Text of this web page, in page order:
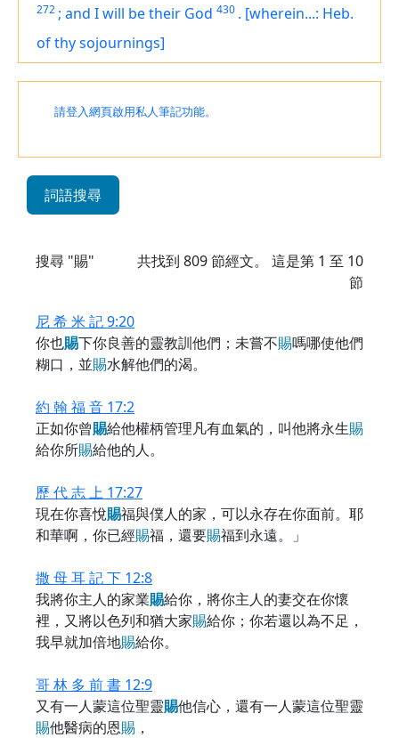
272 ; and I will be their God 430 . [wherein...: Heb.
of thy sojournings]
請登入網頁啟用私人筆記功能。
詞語搜尋
搜尋 "賜" 共找到 809節經文。 這是第 1 至 10
節
尼 希 米 記 9:20
你也賜下你良善的靈教訓他們；未嘗不賜嗎哪使他們
糊口，並賜水解他們的渴。
約 翰 福 音 17:2
正如你曾賜給他權柄管理凡有血氣的，叫他將永生賜
給你所賜給他的人。
歷 代 志 上 17:27
現在你喜悅賜福與僕人的家，可以永存在你面前。耶
和華啊，你已經賜福，還要賜福到永遠。」
撒 母 耳 記 下 12:8
我將你主人的家業賜給你，將你主人的妻交在你懷
裡，又將以色列和猶大家賜給你；你若還以為不足，
我早就加倍地賜給你。
哥 林 多 前 書 12:9
又有一人蒙這位聖靈賜他信心，還有一人蒙這位聖靈
賜他醫病的恩賜 ，